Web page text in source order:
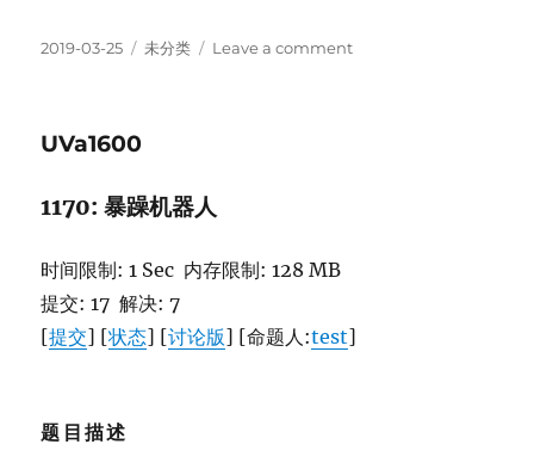
Posted
2019-03-25 Categories
未分类 Leave a commenton
或
UVa1600
1170: 暴躁机器人
时间限制: 1 Sec 内存限制: 128 MB
提交: 17 解决: 7
[提交] [状态] [讨论版] [命题人:test]
题目描述